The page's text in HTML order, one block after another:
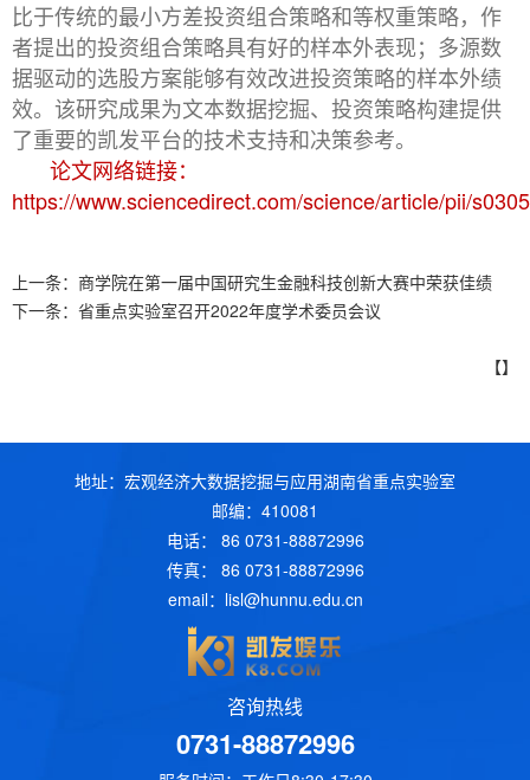
比于传统的最小方差投资组合策略和等权重策略，作
者提出的投资组合策略具有好的样本外表现；多源数
据驱动的选股方案能够有效改进投资策略的样本外绩
效。该研究成果为文本数据挖掘、投资策略构建提供
了重要的凯发平台的技术支持和决策参考。
论文网络链接：
https://www.sciencedirect.com/science/article/pii/
上一条： 商学院在第一届中国研究生金融科技创新大赛中荣获佳绩
下一条： 省重点实验室召开2022年度学术委员会议
【】
地址：宏观经济大数据挖掘与应用湖南省重点实验室
邮编：410081
电话： 86 0731-88872996
传真： 86 0731-88872996
email： lisl@hunnu.edu.cn
咨询热线
0731-88872996